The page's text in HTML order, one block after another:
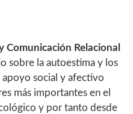
Comunicación Relacional
sobre la autoestima y los
social y afectivo
más importantes en el
y por tanto desde